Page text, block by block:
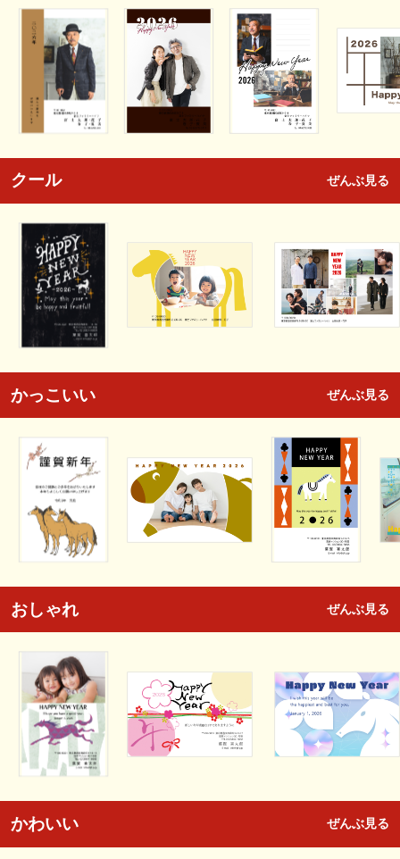
クール ぜんぶ見る
かっこいい ぜんぶ見る
おしゃれ ぜんぶ見る
かわいい ぜんぶ見る